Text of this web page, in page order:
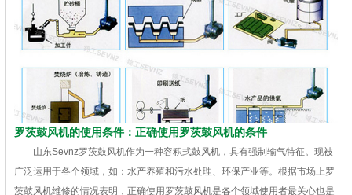
罗茨鼓风机的使用条件：正确使用罗茨鼓风机的条件
山东Sevnz罗茨鼓风机作为一种容积式鼓风机，具有强制输气特征。现被
广泛运用于各个领域，如：水产养殖和污水处理、环保产业等。根据市场上罗
茨鼓风机维修的情况表明，正确使用罗茨鼓风机是各个领域使用者最关心也是